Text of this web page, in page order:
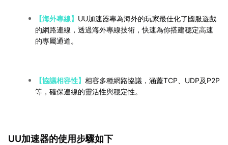
【海外專線】 UU加速器專為海外的玩家最佳化了國服遊戲
的網路連線，透過海外專線技術，快速為你搭建穩定高速
的專屬通道。
【協議相容性】 相容多種網路協議，涵蓋TCP、UDP及P2P
等，確保連線的靈活性與穩定性。
UU加速器的使用步驟如下